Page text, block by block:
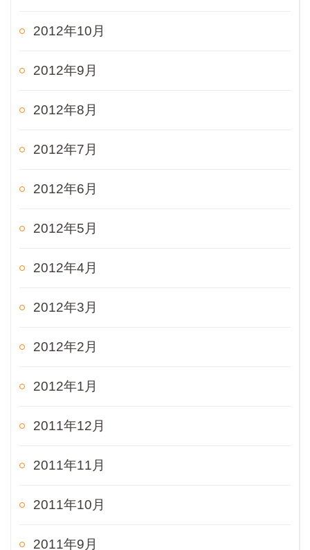
2012年10月
2012年9月
2012年8月
2012年7月
2012年6月
2012年5月
2012年4月
2012年3月
2012年2月
2012年1月
2011年12月
2011年11月
2011年10月
2011年9月